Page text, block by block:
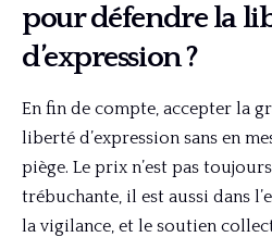
pour défendre la
d’expression ?
En fin de compte, accepter la
liberté d’expression sans en
piège. Le prix n’est pas
trébuchante, il est aussi dans
la vigilance, et le soutien